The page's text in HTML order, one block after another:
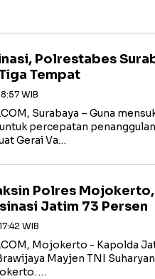
Polrestabes
Tempat
WIB
Surabaya – Guna
percepatan
Gerai Va…
Polres
Jatim 73 Persen
WIB
Mojokerto - Kapolda
Mayjen TNI
…